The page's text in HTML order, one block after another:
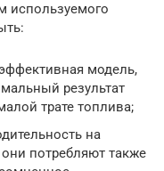
используемого
модель,
результат
трате топлива;
на
потребляют также